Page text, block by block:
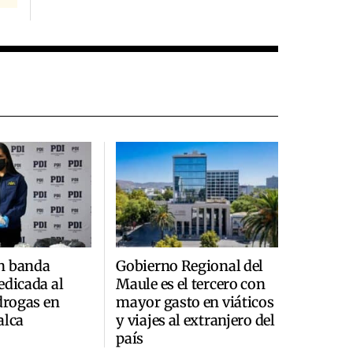
banda
al
en
Gobierno Regional del
Maule es el tercero con
mayor gasto en viáticos
y viajes al extranjero del
país